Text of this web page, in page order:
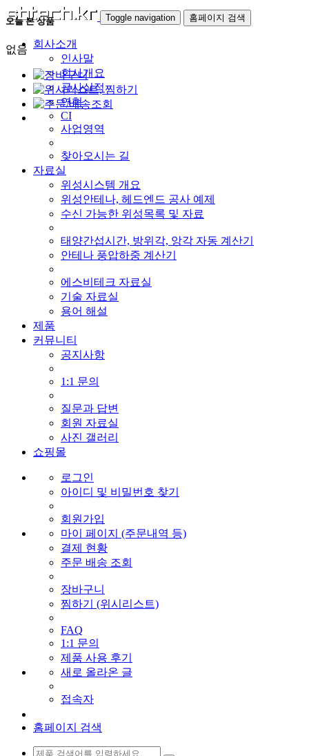
Toggle navigation 홈페이지 검색
회사소개
인사말
회사개요
공사실적
연혁
CI
사업영역
찾아오시는 길
자료실
위성시스템 개요
위성안테나, 헤드엔드 공사 예제
수신 가능한 위성목록 및 자료
태양간섭시간, 방위각, 앙각 자동 계산기
안테나 풍압하중 계산기
에스비테크 자료실
기술 자료실
용어 해설
제품
커뮤니티
공지사항
1:1 문의
질문과 답변
회원 자료실
사진 갤러리
쇼핑몰
로그인
아이디 및 비밀번호 찾기
회원가입
마이 페이지 (주문내역 등)
결제 현황
주문 배송 조회
장바구니
찜하기 (위시리스트)
FAQ
1:1 문의
제품 사용 후기
새로 올라온 글
접속자
홈페이지 검색
오늘 본 상품
없음